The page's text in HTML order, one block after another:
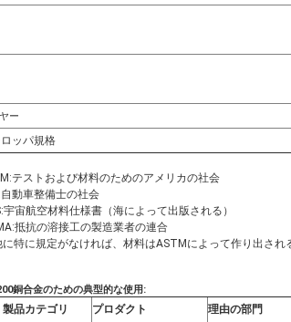
ー
ッパ規格
テストおよび材料のためのアメリカの社会
自動車整備士の社会
宇宙航空材料仕様書（海によって出版される）
抵抗の溶接工の製造業者の連合
に特に規定がなければ、材料はASTMによって作り出され
銅合金のための典型的な使用:
製品カテゴリ プロダクト 理由の部門